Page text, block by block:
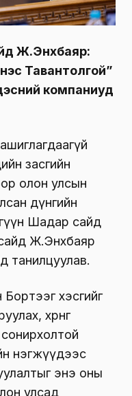
Ж.Энхбаяр:
Тавантолгой”
компаниуд
засгийн
олон улсын
дүнгийн
Шадар сайд
сайд Ж.Энхбаяр
танилцуулав.
хэсгийг
хөрөнгө
нэгжүүдээс
энэ оны
улсад